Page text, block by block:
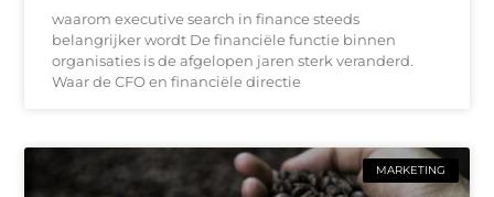
waarom executive search in finance steeds
belangrijker wordt De financiële functie binnen
organisaties is de afgelopen jaren sterk veranderd.
Waar de CFO en financiële directie
MARKETING